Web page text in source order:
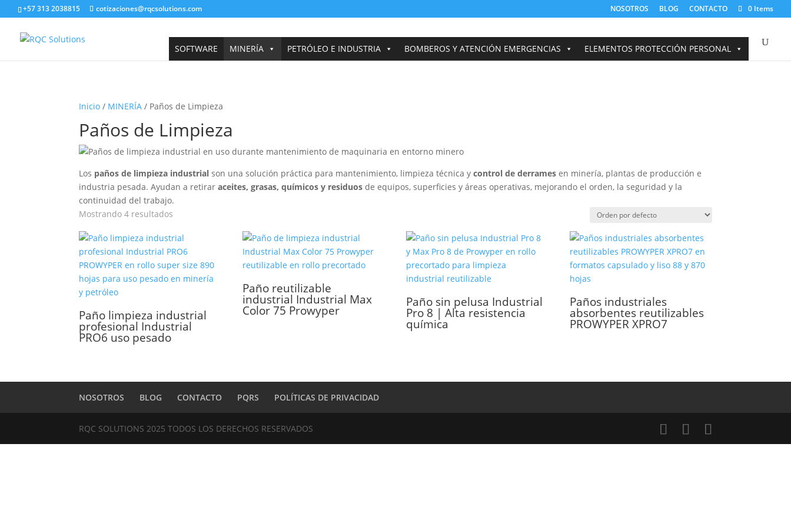
+57 313 2038815 cotizaciones@rqcsolutions.com NOSOTROS BLOG CONTACTO 0 Items
SOFTWARE MINERÍA PETRÓLEO E INDUSTRIA BOMBEROS Y ATENCIÓN EMERGENCIAS ELEMENTOS PROTECCIÓN PERSONAL
Inicio / MINERÍA / Paños de Limpieza
Paños de Limpieza
Los paños de limpieza industrial son una solución práctica para mantenimiento, limpieza técnica ycontrol de derrames en minería, plantas de producción e
industria pesada. Ayudan a retiraraceites, grasas, químicos y residuos de equipos, superficies y áreas operativas, mejorando el orden, la seguridad y la
continuidad del trabajo.
Mostrando 4 resultados
Paño limpieza industrial
profesional Industrial
PRO6 uso pesado
Paño reutilizable
industrial Industrial Max
Color 75 Prowyper
Paño sin pelusa Industrial
Pro 8 | Alta resistencia
química
Paños industriales
absorbentes reutilizables
PROWYPER XPRO7
NOSOTROS BLOG CONTACTO PQRS POLÍTICAS DE PRIVACIDAD
RQC SOLUTIONS 2025 TODOS LOS DERECHOS RESERVADOS